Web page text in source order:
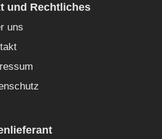
und Rechtliches
uns